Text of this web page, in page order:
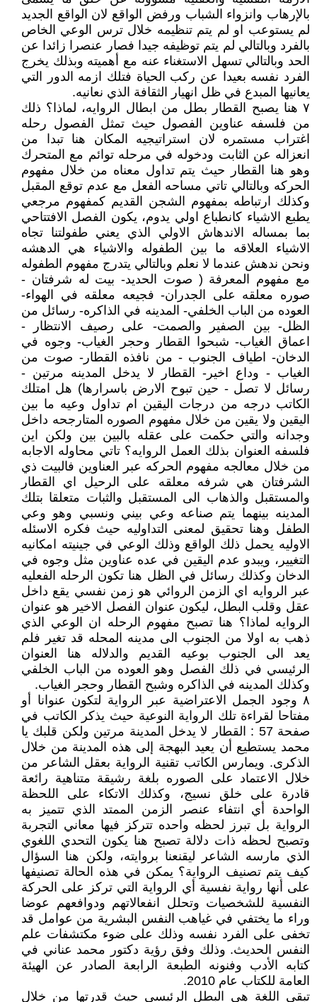
بالإرهاب وانزواء الشباب ورفض الواقع لان الواقع الجديد
لم يستوعب او لم يتم تنظيمه خلال ترس الوعي الخاص
بالفرد وبالتالي لم يتم توظيفه جيدا فصار عنصرا زائدا عن
الحد وبالتالي تسهل الاستغناء عنه مع أهميته وبذلك يخرج
الفرد نفسه بعيدا عن ركب الحياة فتلك ازمه الدور التي
يعانيها المبدع في ظل انهيار الثقافة الذي نعانيه.
٧ هنا يصبح القطار بطل من ابطال الروايه، لماذا؟ ذلك
من فلسفه عناوين الفصول حيث تمثل الفصول رحله
اغتراب مستمره لان استراتيجيه المكان هنا تبدا من
انعزاله عن الثابت ودخوله في مرحله توائم مع المتحرك
وهو هنا القطار حيث يتم تداول معناه من خلال مفهوم
الحركه وبالتالي تاتي مساحه الفعل مع عدم توقع المقبل
وكذلك ارتباطه بمفهوم الشجن القديم كمفهوم مرجعي
يطبع الاشياء كانطباع اولي يدوم، يكون الفصل الافتتاحي
بما بمساله الاندهاش الاولي الذي يعني طفولتنا تجاه
الاشياء العلاقه ما بين الطفوله والاشياء هي الدهشه
ونحن ندهش عندما لا نعلم وبالتالي يتدرج مفهوم الطفوله
مع مفهوم المعرفة ( صوت الحديد- بيت له شرفتان -
صوره معلقه على الجدران- فجيعه معلقه في الهواء-
العوده من الباب الخلفي- المدينه في الذاكره- رسائل من
الظل- بين الصفير والصمت- على رصيف الانتظار -
اعماق الغياب- شبحوا القطار وحجر الغياب- وجوه في
الدخان- اطياف الجنوب - من نافذه القطار- صوت من
الغياب - وداع اخير- القطار لا يدخل المدينه مرتين -
رسائل لا تصل - حين تبوح الارض باسرارها) هل امتلك
الكاتب درجه من درجات اليقين ام تداول وعيه ما بين
اليقين ولا يقين من خلال مفهوم الصوره المتارجحه داخل
وجدانه والتي حكمت على عقله بالبين بين ولكن اين
فلسفه العنوان بذلك العمل الروايه؟ تاتي محاوله الاجابه
من خلال معالجه مفهوم الحركه عبر العناوين فالبيت ذي
الشرفتان هي شرفه معلقه على الرحيل اي القطار
والمستقبل والذهاب الى المستقبل والثبات متعلقا بتلك
المدينه بينهما يتم صناعه وعي بيني ونسبي وهو وعي
الطفل وهنا تحقيق لمعنى التداوليه حيث فكره الاسئله
الاوليه يحمل ذلك الواقع وذلك الوعي في جينيته امكانيه
التغيير، ويبدو عدم اليقين في عده عناوين مثل وجوه في
الدخان وكذلك رسائل في الظل هنا تكون الرحله الفعليه
عبر الروايه اي الزمن الروائي هو زمن نفسي يقع داخل
عقل وقلب البطل، ليكون عنوان الفصل الاخير هو عنوان
الروايه لماذا؟ هنا تصبح مفهوم الرحله ان الوعي الذي
ذهب به اولا من الجنوب الى مدينه المحله قد تغير فلم
يعد الى الجنوب بوعيه القديم والدلاله هنا العنوان
الرئيسي في ذلك الفصل وهو العوده من الباب الخلفي
وكذلك المدينه في الذاكره وشبح القطار وحجر الغياب.
٨ وجود الجمل الاعتراضية عبر الرواية لتكون عنوانا أو
مفتاحا لقراءة تلك الرواية النوعية حيث يذكر الكاتب في
صفحة 57 : القطار لا يدخل المدينة مرتين ولكن قلبك يا
محمد يستطيع أن يعيد البهجة إلى هذه المدينة من خلال
الذكرى. ويمارس الكاتب تقنية الرواية بعقل الشاعر من
خلال الاعتماد على الصوره بلغة رشيقة متناهية رائعة
قادرة على خلق نسيج، وكذلك الاتكاء على اللحظة
الواحدة أي انتفاء عنصر الزمن الممتد الذي تتميز به
الرواية بل تبرز لحظه واحده تتركز فيها معاني التجربة
وتصبح لحظه ذات دلالة تصبح هنا يكون التحدي اللغوي
الذي مارسه الشاعر ليقنعنا بروايته، ولكن هنا السؤال
كيف يتم تصنيف الرواية؟ يمكن في هذه الحالة تصنيفها
على أنها رواية نفسية أي الرواية التي تركز على الحركة
النفسية للشخصيات وتحلل انفعالاتهم ودوافعهم عوضا
وراء ما يختفي في غياهب النفس البشرية من عوامل قد
تخفى على الفرد نفسه وذلك على ضوء مكتشفات علم
النفس الحديث. وذلك وفق رؤية دكتور محمد عناني في
كتابه الأدب وفنونه الطبعة الرابعة الصادر عن الهيئة
العامة للكتاب عام 2010.
تبقى اللغة هي البطل الرئيسي حيث قدرتها من خلال